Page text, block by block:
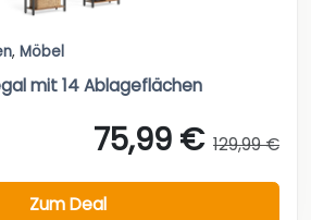
, Möbel
mit 14 Ablageflächen
75,99 € 129,99 €
Zum Deal